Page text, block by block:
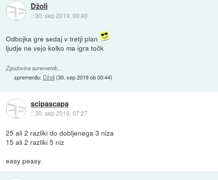
Džoli
::30. sep 2019, 00:40
Odbojka gre sedaj v tretji plan
ljudje ne vejo kolko ma igra točk
Zgodovina sprememb…
spremenilo: Džoli(30. sep 2019 ob 00:44)
scipascapa
::30. sep 2019, 07:27
25 ali 2 razliki do dobljenega 3 niza
15 ali 2 razliki 5 niz
easy peasy.